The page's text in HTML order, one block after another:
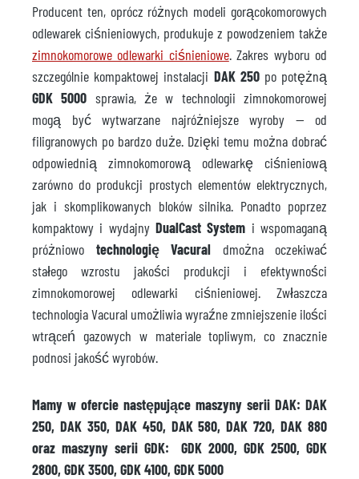
Producent ten, oprócz różnych modeli gorącokomorowych
odlewarek ciśnieniowych, produkuje z powodzeniem także
zimnokomorowe odlewarki ciśnieniowe. Zakres wyboru od
szczególnie kompaktowej instalacji DAK 250po potężną
GDK 5000 sprawia, że w technologii zimnokomorowej
mogą być wytwarzane najróżniejsze wyroby — od
filigranowych po bardzo duże. Dzięki temu można dobrać
odpowiednią zimnokomorową odlewarkę ciśnieniową
zarówno do produkcji prostych elementów elektrycznych,
jak i skomplikowanych bloków silnika. Ponadto poprzez
kompaktowy i wydajny DualCast System i wspomaganą
próżniowo technologię Vacural dmożna oczekiwać
stałego wzrostu jakości produkcji i efektywności
zimnokomorowej odlewarki ciśnieniowej. Zwłaszcza
technologia Vacural umożliwia wyraźne zmniejszenie ilości
wtrąceń gazowych w materiale topliwym, co znacznie
podnosi jakość wyrobów.
Mamy w ofercie następujące maszyny serii DAK: DAK
250, DAK 350, DAK 450, DAK 580, DAK 720, DAK 880
oraz maszyny serii GDK: GDK 2000, GDK 2500, GDK
2800, GDK 3500, GDK 4100, GDK 5000